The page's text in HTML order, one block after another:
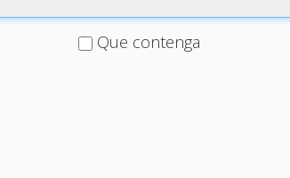
Que contenga